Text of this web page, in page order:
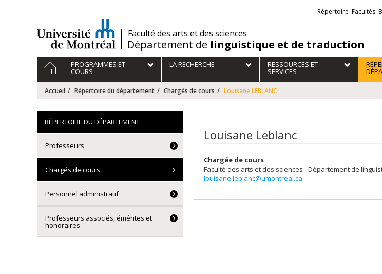
/Faculté des arts et des sciences
Département de linguistique et de traduction
Liens
externes
Répertoire Facultés
Navigation
principale
ACCUEILPROGRAMMES ET
COURS
LA RECHERCHE RESSOURCES ET
SERVICES
Accueil Répertoire du département Chargés de cours Louisane LEBLANC
Louisane Leblanc
Chargée de cours
Faculté des arts et des sciences - Département de
louisane.leblanc@umontreal.ca
RÉPERTOIRE DU DÉPARTEMENT
Professeurs
Chargés de cours
Personnel administratif
Professeurs associés, émérites et
honoraires